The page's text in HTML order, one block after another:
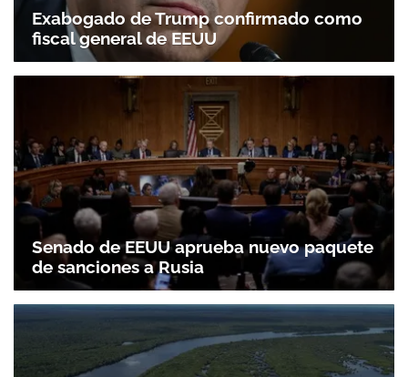
Exabogado de Trump confirmado como
fiscal general de EEUU
Senado de EEUU aprueba nuevo paquete
de sanciones a Rusia